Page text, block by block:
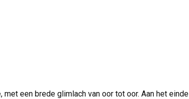
een brede glimlach van oor tot oor. Aan het einde